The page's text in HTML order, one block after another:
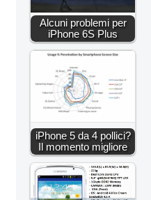
Alcuni problemi per
iPhone 6S Plus
iPhone 5 da 4 pollici?
Il momento migliore